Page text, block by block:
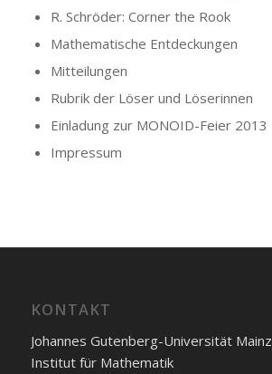
R. Schröder: Corner the Rook
Mathematische Entdeckungen
Mitteilungen
Rubrik der Löser und Löserinnen
Einladung zur MONOID-Feier 2013
Impressum
KONTAKT
Johannes Gutenberg-Universität Mainz
Institut für Mathematik